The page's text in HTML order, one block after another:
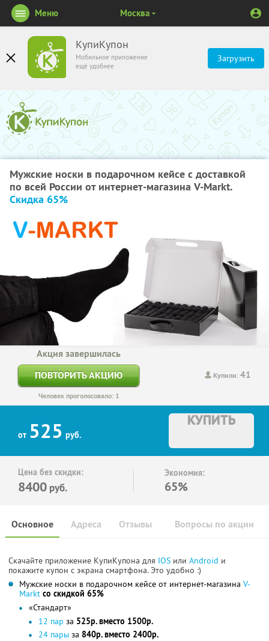
КупиКупон
Мобильное приложение
ещё удобнее
Загрузить
Меню Москва
Мужские носки в подарочном кейсе с доставкой
по всей России от интернет-магазина V-Markt.
Скидка 65%
Купили:41
Акция завершилась
ПОВТОРИТЬ АКЦИЮ
Человек проголосовало: 1
от 525 руб.
КУПИТЬ
Цена без скидки:
8400 руб.
Экономия:
65%
Основное Отзывы Вопросы по акции
Адреса
Скачайте приложение КупиКупона для IOS или Android и
покажите купон с экрана смартфона. Это удобно :)
Мужские носки в подарочном кейсе от интернет-магазина V-
Markt со скидкой 65%
«Стандарт»
12 пар за 525р. вместо 1500р.
24 пары за 840р. вместо 2400р.